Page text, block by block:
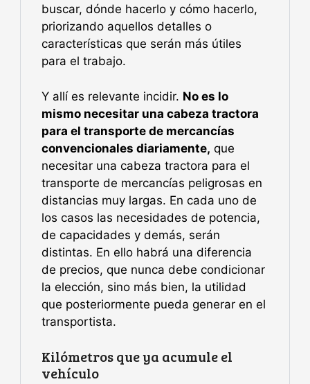
buscar, dónde hacerlo y cómo hacerlo,
priorizando aquellos detalles o
características que serán más útiles
para el trabajo.
Y allí es relevante incidir. No es lo
mismo necesitar una cabeza tractora
para el transporte de mercancías
convencionales diariamente, que
necesitar una cabeza tractora para el
transporte de mercancías peligrosas en
distancias muy largas. En cada uno de
los casos las necesidades de potencia,
de capacidades y demás, serán
distintas. En ello habrá una diferencia
de precios, que nunca debe condicionar
la elección, sino más bien, la utilidad
que posteriormente pueda generar en el
transportista.
Kilómetros que ya acumule el
vehículo